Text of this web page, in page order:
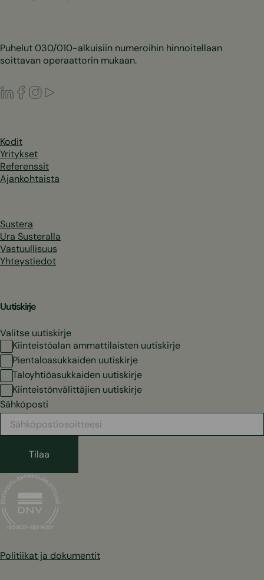
Puhelut 030/010-alkuisiin numeroihin hinnoitellaan
soittavan operaattorin mukaan.
LinkedIn
Facebook
Instagram
Kodit
Yritykset
Referenssit
Ajankohtaista
Sustera
Ura Susteralla
Vastuullisuus
Yhteystiedot
Uutiskirje
Valitse uutiskirje
Kiinteistöalan ammattilaisten uutiskirje
Pientaloasukkaiden uutiskirje
Taloyhtiöasukkaiden uutiskirje
Kiinteistönvälittäjien uutiskirje
Sähköposti
Politiikat ja dokumentit